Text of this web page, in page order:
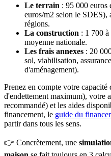
Le terrain : 95 000 euros
euros/m2 selon le SDES),
régions.
La construction : 1 700
moyenne nationale.
Les frais annexes : 20
sol, viabilisation,
d'aménagement).
Prenez en compte votre
d'endettement maximum), votre
recommandé) et les aides
financement, le guide du
partir dans tous les sens.
👉 Concrètement, une